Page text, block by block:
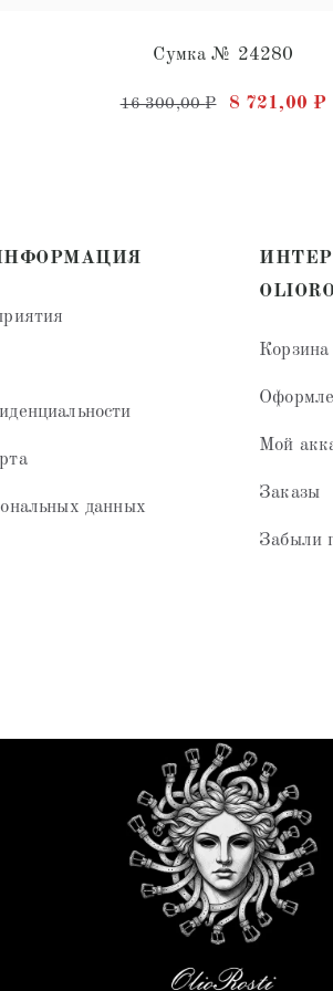
24 300,00 ₽.
₽.
Сумка № 24280
16 300,00₽ 8 721,00 ₽
данных
Корзина
Мой
Заказы
Забыли